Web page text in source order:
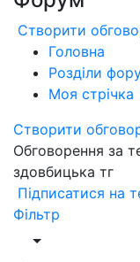
Створити
Головна
Розділи
Моя стрічка
Створити
Обговорення за
здовбицька тг
Підписатися на
Фільтр